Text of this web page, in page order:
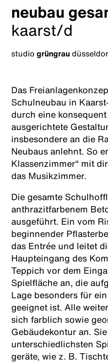
neubau
kaarst/d
studio grüngrau
Das
Schulneubau in
durch eine
ausgerichtete
insbesondere an die
Neubaus anlehnt. So
Klassenzimmer“ mit
das Musikzimmer.
Die gesamte
anthrazitfarbenem
ausgeführt. Ein vom
beginnender
das Entrée und leitet
Haupteingang des
Teppich vor dem
Spielfläche an, die
Lage besonders für
geeignet ist. Alle
sich farblich sowie
Gebäudekontur an.
unterschiedlichsten
geräte, wie z. B.